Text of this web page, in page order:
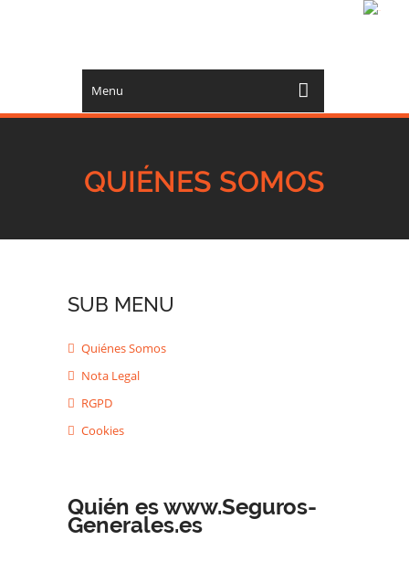
Menu
QUIÉNES SOMOS
SUB MENU
Quiénes Somos
Nota Legal
RGPD
Cookies
Quién es www.Seguros-
Generales.es